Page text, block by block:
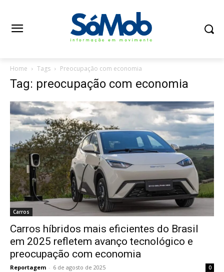
Home Tags Preocupação com economia
Tag: preocupação com economia
Carros
Carros híbridos mais eficientes do Brasil
em 2025 refletem avanço tecnológico e
preocupação com economia
Reportagem - 6 de agosto de 2025 0